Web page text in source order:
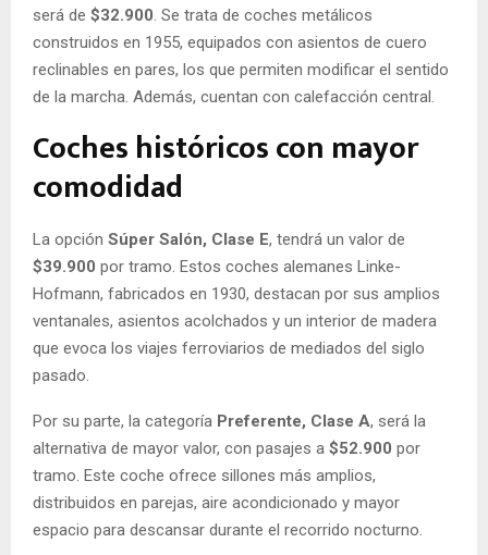
será de $32.900. Se trata de coches metálicos
construidos en 1955, equipados con asientos de cuero
reclinables en pares, los que permiten modificar el sentido
de la marcha. Además, cuentan con calefacción central.
Coches históricos con mayor
comodidad
La opción Súper Salón, Clase E, tendrá un valor de
$39.900 por tramo. Estos coches alemanes Linke-
Hofmann, fabricados en 1930, destacan por sus amplios
ventanales, asientos acolchados y un interior de madera
que evoca los viajes ferroviarios de mediados del siglo
pasado.
Por su parte, la categoría Preferente, Clase A, será la
alternativa de mayor valor, con pasajes a $52.900 por
tramo. Este coche ofrece sillones más amplios,
distribuidos en parejas, aire acondicionado y mayor
espacio para descansar durante el recorrido nocturno.